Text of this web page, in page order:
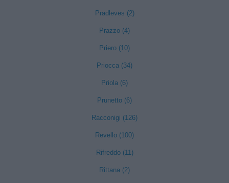
Pradleves (2)
Prazzo (4)
Priero (10)
Priocca (34)
Priola (6)
Prunetto (6)
Racconigi (126)
Revello (100)
Rifreddo (11)
Rittana (2)